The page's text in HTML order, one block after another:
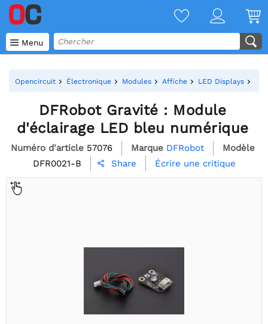
 Menu
Opencircuit Électronique Modules Affiche LED Displays
DFRobot Gravité : Module
d'éclairage LED bleu numérique
Numéro d'article 57076 Marque DFRobot
Modèle
DFR0021-B
 Share Écrire une critique